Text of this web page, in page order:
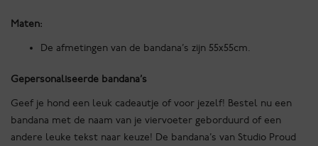
Maten:
De afmetingen van de bandana’s zijn 55x55cm.
Gepersonaliseerde bandana’s
Geef je hond een leuk cadeautje of voor jezelf! Bestel nu een
bandana met de naam van je viervoeter geborduurd of een
andere leuke tekst naar keuze! De bandana’s van Studio Proud